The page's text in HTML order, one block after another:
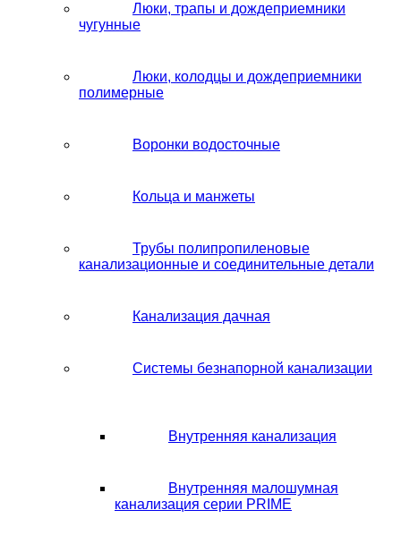
Люки, трапы и дождеприемники
чугунные
Люки, колодцы и дождеприемники
полимерные
Воронки водосточные
Кольца и манжеты
Трубы полипропиленовые
канализационные и соединительные детали
Канализация дачная
Системы безнапорной канализации
Внутренняя канализация
Внутренняя малошумная
канализация серии PRIME